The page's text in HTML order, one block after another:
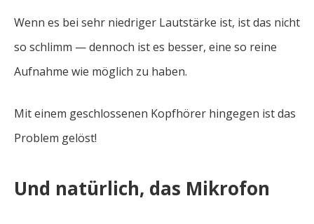
Wenn es bei sehr niedriger Lautstärke ist, ist das nicht
so schlimm — dennoch ist es besser, eine so reine
Aufnahme wie möglich zu haben.
Mit einem geschlossenen Kopfhörer hingegen ist das
Problem gelöst!
Und natürlich, das Mikrofon